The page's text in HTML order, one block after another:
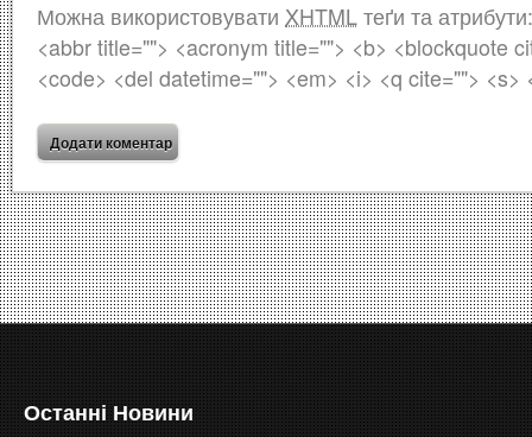
Можна використовувати XHTML теґи та
<abbr title=""> <acronym title=""> <b> <blockquote
<code> <del datetime=""> <em> <i> <q cite=""> <s>
Останні Новини